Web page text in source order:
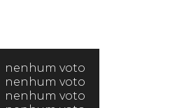
nenhum voto
nenhum voto
nenhum voto